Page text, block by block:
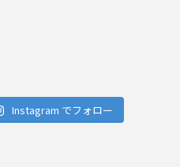
Instagram でフォロー